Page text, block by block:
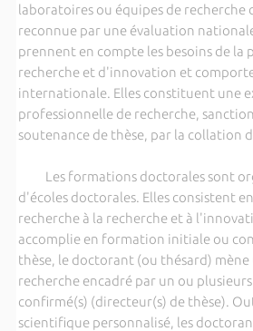
laboratoires ou équipes de recherche
reconnue par une évaluation
prennent en compte les besoins de
recherche et d'innovation et
internationale. Elles constituent une
professionnelle de recherche,
soutenance de thèse, par la collation
Les formations doctorales sont
d'écoles doctorales. Elles consistent
recherche à la recherche et à
accomplie en formation initiale ou
thèse, le doctorant (ou thésard)
recherche encadré par un ou
confirmé(s) (directeur(s) de thèse).
scientifique personnalisé, les